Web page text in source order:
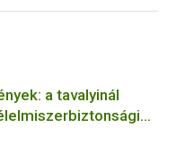
a tavalyinál